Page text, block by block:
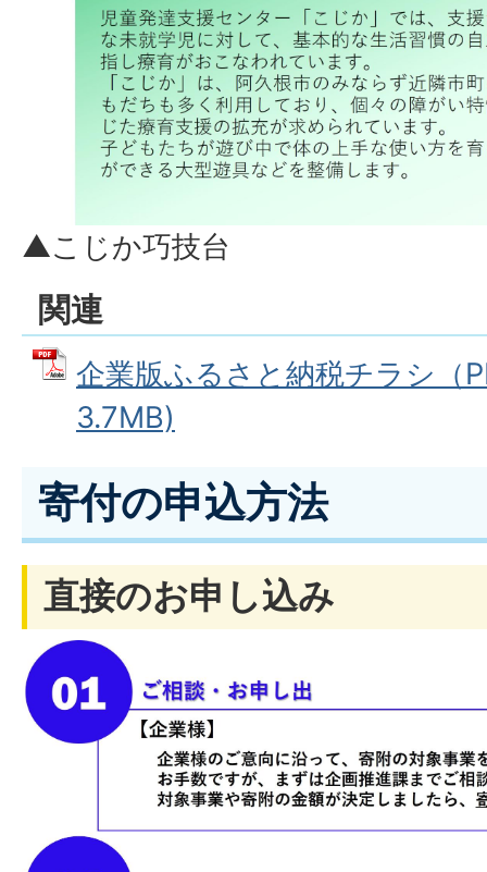
▲こじか巧技台
関連
企業版ふるさと納税チラシ（
3.7MB)
寄付の申込方法
直接のお申し込み